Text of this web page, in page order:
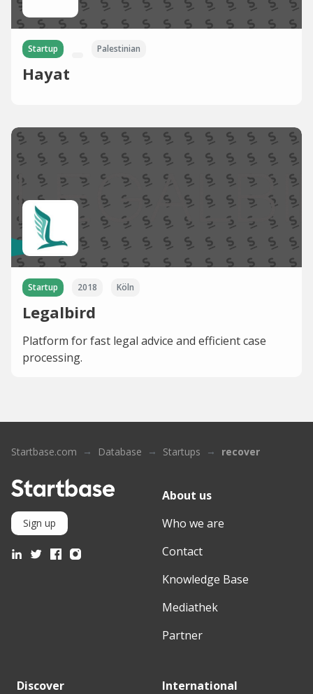
Startup Palestinian
Hayat
Startup 2018 Köln
Legalbird
Platform for fast legal advice and efficient case
processing.
Startbase.com Database Startups recover
Sign up
About us
Who we are
Contact
Knowledge Base
Mediathek
Partner
Discover
International